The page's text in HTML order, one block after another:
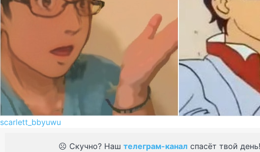
scarlett_bbyuwu
☹️ Скучно? Наш телеграм-канал спасёт твой